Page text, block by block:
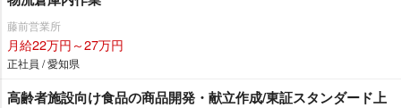
藤前営業所
月給22万円～27万円
正社員 / 愛知県
高齢者施設向け食品の商品開発・献立作成/東証スタンダード上